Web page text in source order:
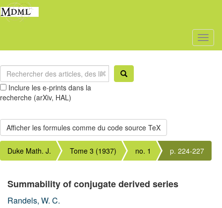
Inclure les e-prints dans la
recherche (arXiv, HAL)
Duke Math. J. Tome 3 (1937) no. 1 p. 224-227
Summability of conjugate derived series
Randels, W. C.